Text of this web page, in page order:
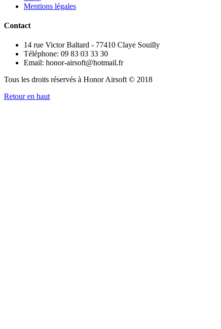
Mentions légales
Contact
14 rue Victor Baltard - 77410 Claye Souilly
Téléphone: 09 83 03 33 30
Email: honor-airsoft@hotmail.fr
Tous les droits réservés à Honor Airsoft © 2018
Retour en haut